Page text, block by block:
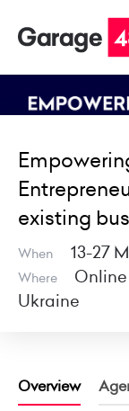
existing
When 13-27
Where
Ukraine
Overview